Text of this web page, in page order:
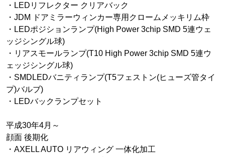
・LEDリフレクター クリアバック
・JDM ドアミラーウィンカー専用クロームメッキリム枠
・LEDポジションランプ(High Power 3chip SMD 5連ウェ
ッジシングル球)
・リアスモールランプ(T10 High Power 3chip SMD 5連ウ
ェッジシングル球)
・SMDLEDバニティランプ(T5フェストン(ヒューズ管タイ
プ)バルブ)
・LEDバックランプセット
平成30年4月～
顔面 後期化
・AXELL AUTO リアウィング 一体化加工